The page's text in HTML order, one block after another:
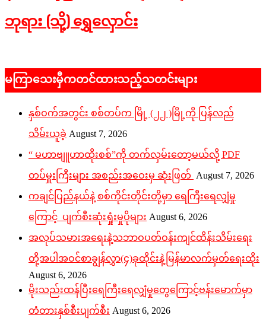
ဘုရား (သို့) ရွှေလှောင်း
02
မကြာသေးမှီကတင်ထားသည့်သတင်းများ
နှစ်ဝက်အတွင်း စစ်တပ်က မြို့ (၂၂ )မြို့ကို ပြန်လည်
သိမ်းယူခဲ့ August 7, 2026
“ မဟာဗျူဟာထိုးစစ်”ကို တက်လှမ်းတော့မယ်လို့ PDF
တပ်မှူးကြီးများ အစည်းအဝေးမှ ဆုံးဖြတ် August 7, 2026
ကချင်ပြည်နယ်နဲ့ စစ်ကိုင်းတိုင်းတို့မှာ ရေကြီးရေလျှံမှု
ကြောင့် ပျက်စီးဆုံးရှုံးမှုပိုများ August 6, 2026
အလုပ်သမားအရေးနဲ့သဘာဝပတ်ဝန်းကျင်ထိန်းသိမ်းရေး
တို့အပါအဝင်စာချွန်လွှာ(၄)ခုထိုင်းနဲ့မြန်မာလက်မှတ်ရေးထိုး
August 6, 2026
မိုးသည်းထန်ပြီးရေကြီးရေလျှံမှုတွေကြောင့်ဗန်းမောက်မှာ
တံတားနှစ်စီးပျက်စီး August 6, 2026